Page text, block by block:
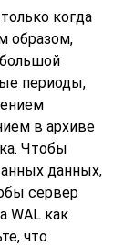
когда
образом,
периоды,
в архиве
Чтобы
данных,
сервер
WAL как
что